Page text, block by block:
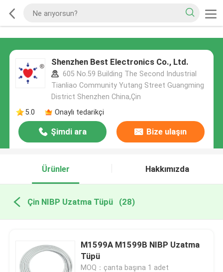
Shenzhen Best Electronics Co., Ltd.
605 No.59 Building The Second Industrial
Tianliao Community Yutang Street Guangming
District Shenzhen China,Çin
5.0
Onaylı tedarikçi
Şimdi ara Bize ulaşın
Ürünler Hakkımızda
Çin NIBP Uzatma Tüpü (28)
M1599A M1599B NIBP Uzatma
Tüpü
MOQ：çanta başına 1 adet